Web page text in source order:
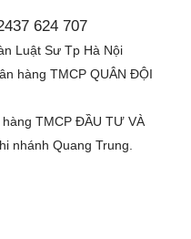
624 707
Luật Sư Tp Hà Nội
hàng TMCP QUÂN ĐỘI
TMCP ĐẦU TƯ VÀ
nhánh Quang Trung.